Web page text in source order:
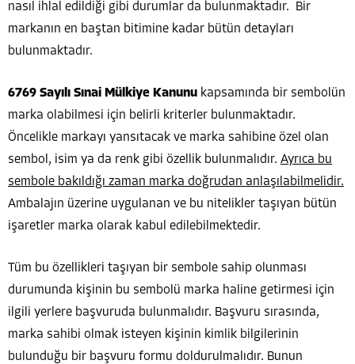
nasıl ihlal edildiği gibi durumlar da bulunmaktadır. Bir
markanın en baştan bitimine kadar bütün detayları
bulunmaktadır.
6769 Sayılı Sınai Mülkiye Kanunu kapsamında bir sembolün
marka olabilmesi için belirli kriterler bulunmaktadır.
Öncelikle markayı yansıtacak ve marka sahibine özel olan
sembol, isim ya da renk gibi özellik bulunmalıdır. Ayrıca bu
sembole bakıldığı zaman marka doğrudan anlaşılabilmelidir.
Ambalajın üzerine uygulanan ve bu nitelikler taşıyan bütün
işaretler marka olarak kabul edilebilmektedir.
Tüm bu özellikleri taşıyan bir sembole sahip olunması
durumunda kişinin bu sembolü marka haline getirmesi için
ilgili yerlere başvuruda bulunmalıdır. Başvuru sırasında,
marka sahibi olmak isteyen kişinin kimlik bilgilerinin
bulunduğu bir başvuru formu doldurulmalıdır. Bunun